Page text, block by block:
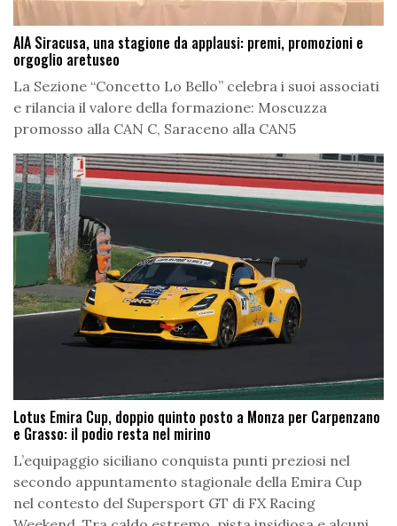
AIA Siracusa, una stagione da applausi: premi, promozioni e
orgoglio aretuseo
La Sezione “Concetto Lo Bello” celebra i suoi associati
e rilancia il valore della formazione: Moscuzza
promosso alla CAN C, Saraceno alla CAN5
Lotus Emira Cup, doppio quinto posto a Monza per Carpenzano
e Grasso: il podio resta nel mirino
L’equipaggio siciliano conquista punti preziosi nel
secondo appuntamento stagionale della Emira Cup
nel contesto del Supersport GT di FX Racing